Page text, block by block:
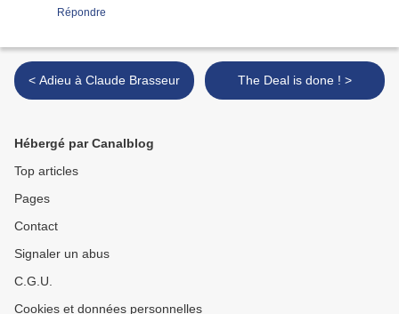
Répondre
< Adieu à Claude Brasseur The Deal is done ! >
Hébergé par Canalblog
Top articles
Pages
Contact
Signaler un abus
C.G.U.
Cookies et données personnelles